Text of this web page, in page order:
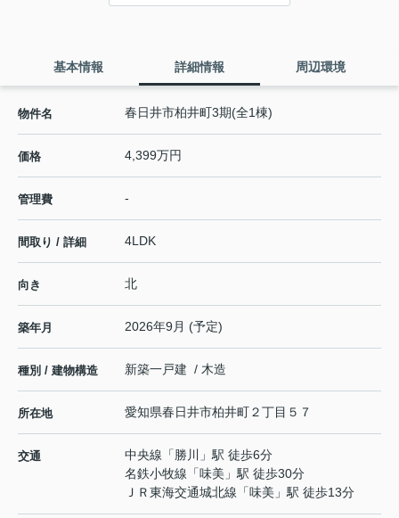
基本情報 詳細情報 周辺環境
物件名 春日井市柏井町3期(全1棟)
価格 4,399万円
管理費 -
間取り / 詳細 4LDK
向き 北
築年月 2026年9月 (予定)
種別 / 建物構造 新築一戸建 / 木造
所在地 愛知県春日井市柏井町２丁目５７
交通 中央線 「 勝川
」駅 徒歩6分
名鉄小牧線 「味美 」駅 徒歩30分
ＪＲ東海交通城北線 「味美 」駅 徒歩13分